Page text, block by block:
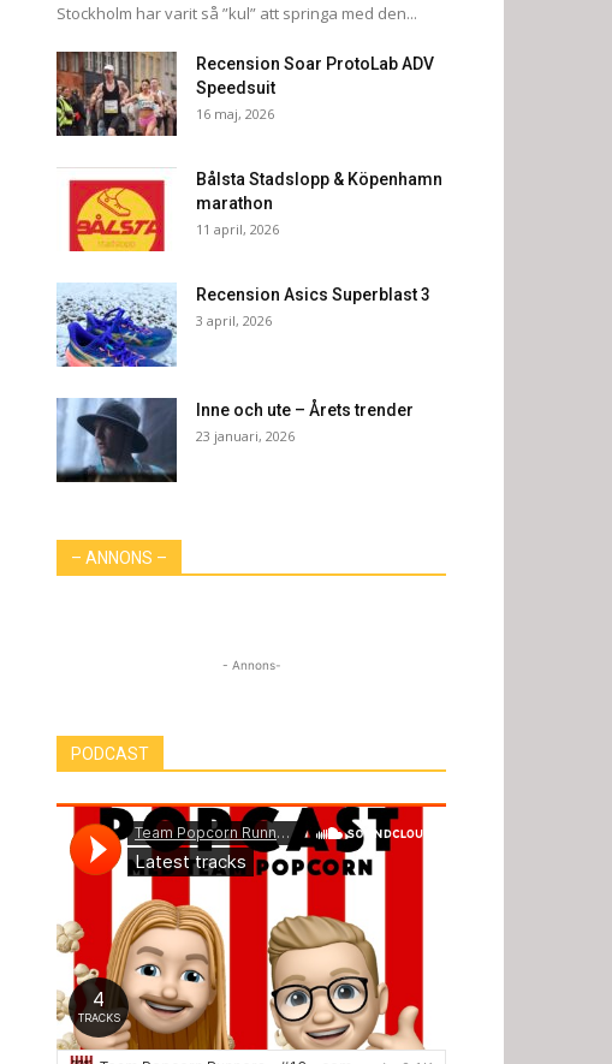
Stockholm har varit så ”kul” att springa med den...
Recension Soar ProtoLab ADV
Speedsuit
16 maj, 2026
Bålsta Stadslopp & Köpenhamn
marathon
11 april, 2026
Recension Asics Superblast 3
3 april, 2026
Inne och ute – Årets trender
23 januari, 2026
– ANNONS –
- Annons-
PODCAST